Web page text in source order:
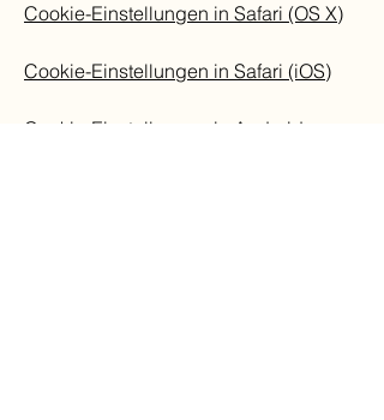
Cookie-Einstellungen in Safari (OS X)
Cookie-Einstellungen in Safari (iOS)
Cookie-Einstellungen in Android